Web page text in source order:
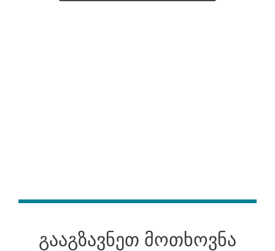
გააგზავნეთ მოთხოვნა